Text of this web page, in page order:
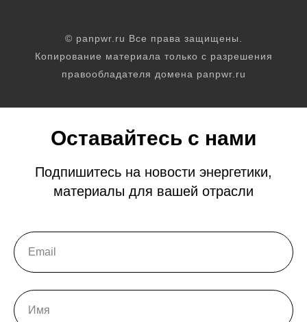
© panpwr.ru Все права защищены.
Копирование материала только с разрешения
правообладателя домена panpwr.ru
Оставайтесь с нами
Подпишитесь на новости энергетики,
материалы для вашей отрасли